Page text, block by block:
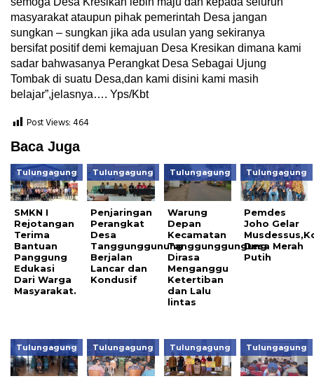
masyarakat ataupun pihak pemerintah Desa jangan
sungkan – sungkan jika ada usulan yang sekiranya
bersifat positif demi kemajuan Desa Kresikan dimana kami
sadar bahwasanya Perangkat Desa Sebagai Ujung
Tombak di suatu Desa,dan kami disini kami masih
belajar”,jelasnya…. Yps/Kbt
Post Views:464
Baca Juga
Tulungagung
SMKN I
Rejotangan
Terima
Bantuan
Panggung
Edukasi
Dari Warga
Masyarakat.
Tulungagung
Penjaringan
Perangkat
Desa
Tanggunggunung
Berjalan
Lancar dan
Kondusif
Tulungagung
Warung
Depan
Kecamatan
Tanggunggungung
Dirasa
Menganggu
Ketertiban
dan Lalu
lintas
Tulungagung
Pemdes
Joho Gelar
Desa Merah
Putih
Tulungagung Tulungagung Tulungagung Tulungagung